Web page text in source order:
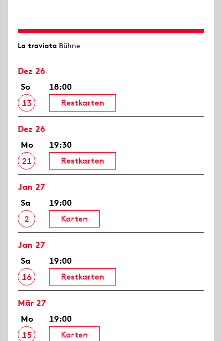
La traviata Bühne
Dez 26
So
13
18:00
Restkarten
Dez 26
Mo
21
19:30
Restkarten
Jan 27
Sa
2
19:00
Karten
Jan 27
Sa
16
19:00
Restkarten
Mär 27
Mo
15
19:00
Karten